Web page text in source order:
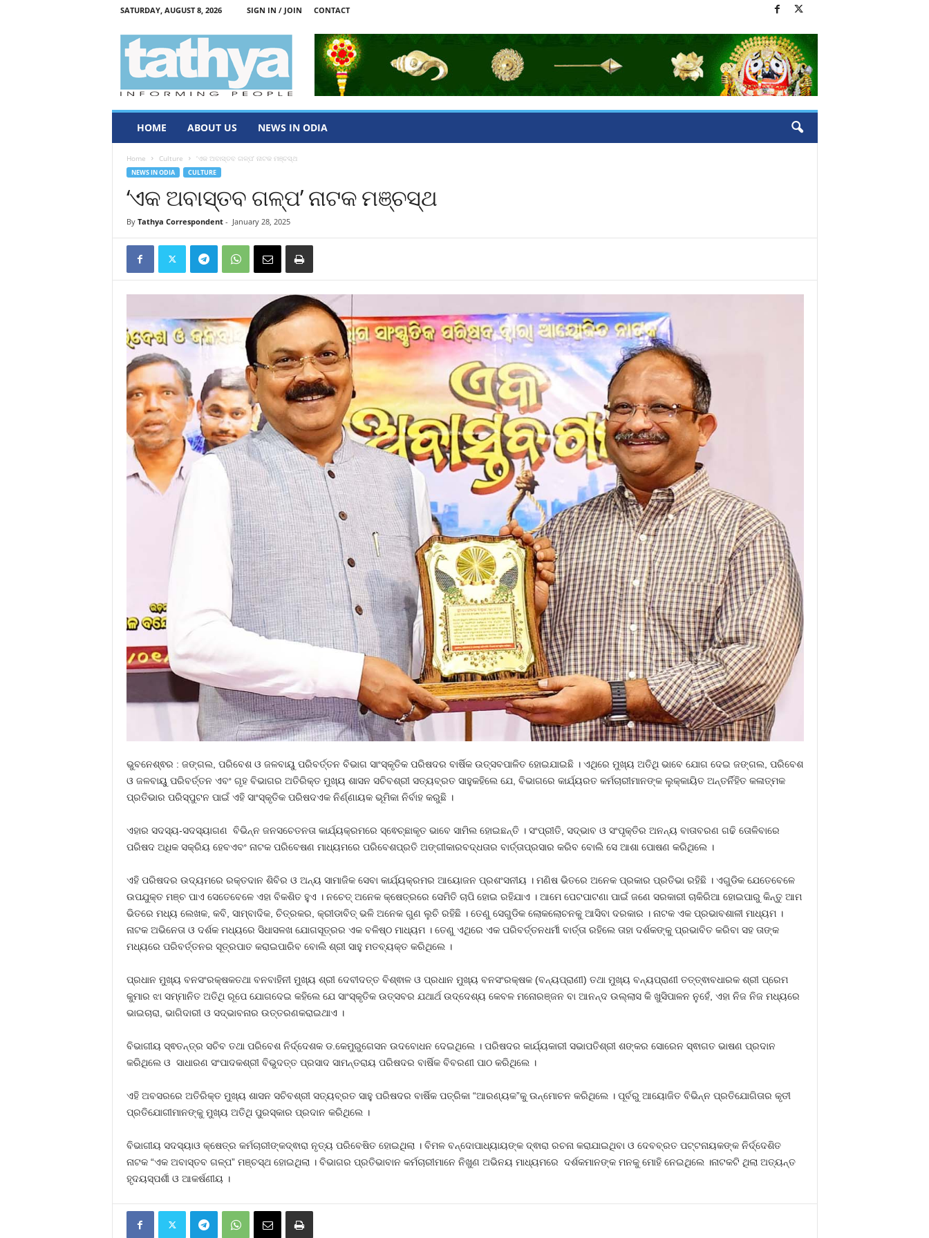
SATURDAY, AUGUST 8, 2026 SIGN IN / JOIN CONTACT
HOME ABOUT US NEWS IN ODIA
Home Culture ‘ଏକ ଅବାସ୍ତବ ଗଳ୍ପ’ ନାଟକ ମଞ୍ଚସ୍ଥ
NEWS IN ODIA CULTURE
‘ଏକ ଅବାସ୍ତବ ଗଳ୍ପ’ ନାଟକ ମଞ୍ଚସ୍ଥ
By Tathya Correspondent- January 28, 2025
ଭୁବନେଶ୍ଵର : ଜଙ୍ଗଲ, ପରିବେଶ ଓ ଜଳବାୟୁ ପରିବର୍ତ୍ତନ ବିଭାଗ ସାଂସ୍କୃତିକ ପରିଷଦର ବାର୍ଷିକ ଉତ୍ସବପାଳିତ ହୋଇଯାଇଛି । ଏଥିରେ ମୁଖ୍ୟ ଅତିଥି ଭାବେ ଯୋଗ ଦେଇ ଜଙ୍ଗଲ, ପରିବେଶ
ଓ ଜଳବାୟୁ ପରିବର୍ତ୍ତନ ଏବଂ ଗୃହ ବିଭାଗର ଅତିରିକ୍ତ ମୁଖ୍ୟ ଶାସନ ସଚିବଶ୍ରୀ ସତ୍ୟବ୍ରତ ସାହୁକହିଲେ ଯେ, ବିଭାଗରେ କାର୍ଯ୍ୟରତ କର୍ମଚାରୀମାନଙ୍କ ଲୁକ୍କାୟିତ ଅନ୍ତର୍ନିହିତ କଳାତ୍ମକ
ପ୍ରତିଭାର ପରିସ୍ପୁଟନ ପାଇଁ ଏହି ସାଂସ୍କୃତିକ ପରିଷଦଏକ ନିର୍ଣ୍ଣାୟକ ଭୂମିକା ନିର୍ବାହ କରୁଛି ।
ଏହାର ସଦସ୍ୟ-ସଦସ୍ୟାଗଣ ବିଭିନ୍ନ ଜନସଚେତନତା କାର୍ଯ୍ୟକ୍ରମରେ ସ୍ଵେଚ୍ଛାକୃତ ଭାବେ ସାମିଲ ହୋଇଛନ୍ତି । ସଂପ୍ରୀତି, ସଦ୍‌ଭାବ ଓ ସଂପୃକ୍ତିର ଅନନ୍ୟ ବାତାବରଣ ଗଢି ତୋଳିବାରେ
ପରିଷଦ ଅଧିକ ସକ୍ରିୟ ହେବଏବଂ ନାଟକ ପରିବେଷଣ ମାଧ୍ୟମରେ ପରିବେଶପ୍ରତି ଅଙ୍ଗୀକାରବଦ୍ଧତାର ବାର୍ତ୍ତାପ୍ରସାର କରିବ ବୋଲି ସେ ଆଶା ପୋଷଣ କରିଥିଲେ ।
ଏହି ପରିଷଦର ଉଦ୍ୟମରେ ରକ୍ତଦାନ ଶିବିର ଓ ଅନ୍ୟ ସାମାଜିକ ସେବା କାର୍ଯ୍ୟକ୍ରମର ଆୟୋଜନ ପ୍ରଶଂସନୀୟ । ମଣିଷ ଭିତରେ ଅନେକ ପ୍ରକାର ପ୍ରତିଭା ରହିଛି । ଏଗୁଡିକ ଯେତେବେଳେ
ଉପଯୁକ୍ତ ମଞ୍ଚ ପାଏ ସେତେବେଳେ ଏହା ବିକଶିତ ହୁଏ । ନଚେତ୍‌ ଅନେକ କ୍ଷେତ୍ରରେ ସେମିତି ଚାପି ହୋଇ ରହିଯାଏ । ଆମେ ପେଟପାଟଣା ପାଇଁ ଜଣେ ସରକାରୀ ଚାକିରିଆ ହୋଇପାରୁ କିନ୍ତୁ ଆମ
ଭିତରେ ମଧ୍ୟ ଲେଖକ, କବି, ସାମ୍ବାଦିକ, ଚିତ୍ରକର, କ୍ରୀଡାବିତ୍‌ ଭଳି ଅନେକ ଗୁଣ ଲୁଚି ରହିଛି । ତେଣୁ ସେଗୁଡିକ ଲୋକଲୋଚନକୁ ଆସିବା ଦରକାର । ନାଟକ ଏକ ପ୍ରଭାବଶାଳୀ ମାଧ୍ୟମ ।
ନାଟକ ଅଭିନେତା ଓ ଦର୍ଶକ ମଧ୍ୟରେ ସିଧାସଳଖ ଯୋଗସୂତ୍ରର ଏକ ବଳିଷ୍ଠ ମାଧ୍ୟମ । ତେଣୁ ଏଥିରେ ଏକ ପରିବର୍ତ୍ତନଧର୍ମୀ ବାର୍ତ୍ତା ରହିଲେ ତାହା ଦର୍ଶକଙ୍କୁ ପ୍ରଭାବିତ କରିବା ସହ ତାଙ୍କ
ମଧ୍ୟରେ ପରିବର୍ତ୍ତନର ସୂତ୍ରପାତ କରାଇପାରିବ ବୋଲି ଶ୍ରୀ ସାହୁ ମତବ୍ୟକ୍ତ କରିଥିଲେ ।
ପ୍ରଧାନ ମୁଖ୍ୟ ବନସଂରକ୍ଷକତଥା ବନବାହିନୀ ମୁଖ୍ୟ ଶ୍ରୀ ଦେବୀଦତ୍ତ ବିଶ୍ଵାଳ ଓ ପ୍ରଧାନ ମୁଖ୍ୟ ବନସଂରକ୍ଷକ (ବନ୍ୟପ୍ରାଣୀ) ତଥା ମୁଖ୍ୟ ବନ୍ୟପ୍ରାଣୀ ତତ୍ତ୍ଵାବଧାରକ ଶ୍ରୀ ପ୍ରେମ
କୁମାର ଝା ସମ୍ମାନିତ ଅତିଥି ରୂପେ ଯୋଗଦେଇ କହିଲେ ଯେ ସାଂସ୍କୃତିକ ଉତ୍ସବର ଯଥାର୍ଥ ଉଦ୍ଦେଶ୍ୟ କେବଳ ମନୋରଞ୍ଜନ ବା ଆନନ୍ଦ ଉଲ୍ଲାସ କି ଖୁସିପାଳନ ନୁହେଁ, ଏହା ନିଜ ନିଜ ମଧ୍ୟରେ
ଭାଇଚାରା, ଭାଗିଦାରୀ ଓ ସଦ୍‌ଭାବନାର ଉତ୍ତରଣକରାଇଥାଏ ।
ବିଭାଗୀୟ ସ୍ଵତନ୍ତ୍ର ସଚିବ ତଥା ପରିବେଶ ନିର୍ଦ୍ଦେଶକ ଡ.କେମୁରୁଗେସନ ଉଦବୋଧନ ଦେଇଥିଲେ । ପରିଷଦର କାର୍ଯ୍ୟକାରୀ ସଭାପତିଶ୍ରୀ ଶଙ୍କର ସୋରେନ ସ୍ଵାଗତ ଭାଷଣ ପ୍ରଦାନ
କରିଥିଲେ ଓ ସାଧାରଣ ସଂପାଦକଶ୍ରୀ ବିଭୁଦତ୍ତ ପ୍ରସାଦ ସାମନ୍ତରାୟ ପରିଷଦର ବାର୍ଷିକ ବିବରଣୀ ପାଠ କରିଥିଲେ ।
ଏହି ଅବସରରେ ଅତିରିକ୍ତ ମୁଖ୍ୟ ଶାସନ ସଚିବଶ୍ରୀ ସତ୍ୟବ୍ରତ ସାହୁ ପରିଷଦର ବାର୍ଷିକ ପତ୍ରିକା “ଆରଣ୍ୟକ”କୁ ଉନ୍ମୋଚନ କରିଥିଲେ । ପୂର୍ବରୁ ଆୟୋଜିତ ବିଭିନ୍ନ ପ୍ରତିଯୋଗିତାର କୃତୀ
ପ୍ରତିଯୋଗୀମାନଙ୍କୁ ମୁଖ୍ୟ ଅତିଥି ପୁରସ୍କାର ପ୍ରଦାନ କରିଥିଲେ ।
ବିଭାଗୀୟ ସଦସ୍ୟାଓ କ୍ଷେତ୍ର କର୍ମଚାରୀଙ୍କଦ୍ଵାରା ନୃତ୍ୟ ପରିବେଷିତ ହୋଇଥିଲା । ବିମଳ ବନ୍ଦୋପାଧ୍ୟାୟଙ୍କ ଦ୍ଵାରା ରଚନା କରାଯାଇଥିବା ଓ ଦେବବ୍ରତ ପଟ୍ଟନାୟକଙ୍କ ନିର୍ଦ୍ଦେଶିତ
ନାଟକ “ଏକ ଅବାସ୍ତବ ଗଳ୍ପ” ମଞ୍ଚସ୍ଥ ହୋଇଥିଲା । ବିଭାଗର ପ୍ରତିଭାବାନ କର୍ମଚାରୀମାନେ ନିଖୁଣ ଅଭିନୟ ମାଧ୍ୟମରେ ଦର୍ଶକମାନଙ୍କ ମନକୁ ମୋହି ନେଇଥିଲେ ।ନାଟକଟି ଥିଲା ଅତ୍ୟନ୍ତ
ହୃଦୟସ୍ପର୍ଶୀ ଓ ଆକର୍ଷଣୀୟ ।